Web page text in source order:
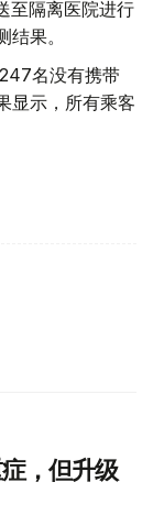
至隔离医院进行
果。
名没有携带
显示，所有乘客
，但升级